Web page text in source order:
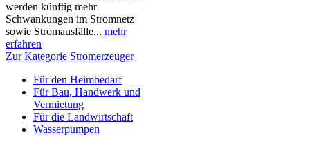
werden künftig mehr
Schwankungen im Stromnetz
sowie Stromausfälle... mehr
erfahren
Zur Kategorie Stromerzeuger
Für den Heimbedarf
Für Bau, Handwerk und
Vermietung
Für die Landwirtschaft
Wasserpumpen